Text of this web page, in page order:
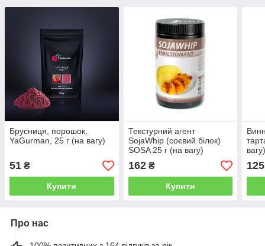
Брусниця, порошок,
YaGurman, 25 г (на вагу)
51 ₴
Купити
Текстурний агент
SojaWhip (соєвий білок)
SOSA 25 г (на вагу)
162₴
Купити
125
Про нас